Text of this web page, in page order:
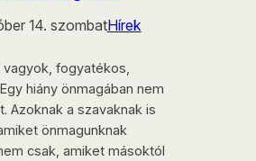
14. szombatHírek
vagyok, fogyatékos,
hiány önmagában nem
Azoknak a szavaknak is
önmagunknak
csak, amiket másoktól